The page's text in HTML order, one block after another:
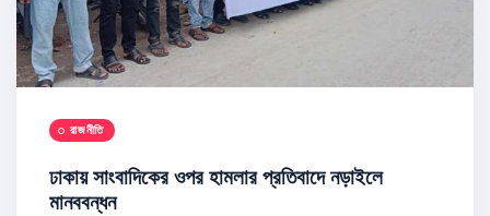
রাজনীতি
ঢাকায় সাংবাদিকের ওপর হামলার প্রতিবাদে নড়াইলে
মানববন্ধন